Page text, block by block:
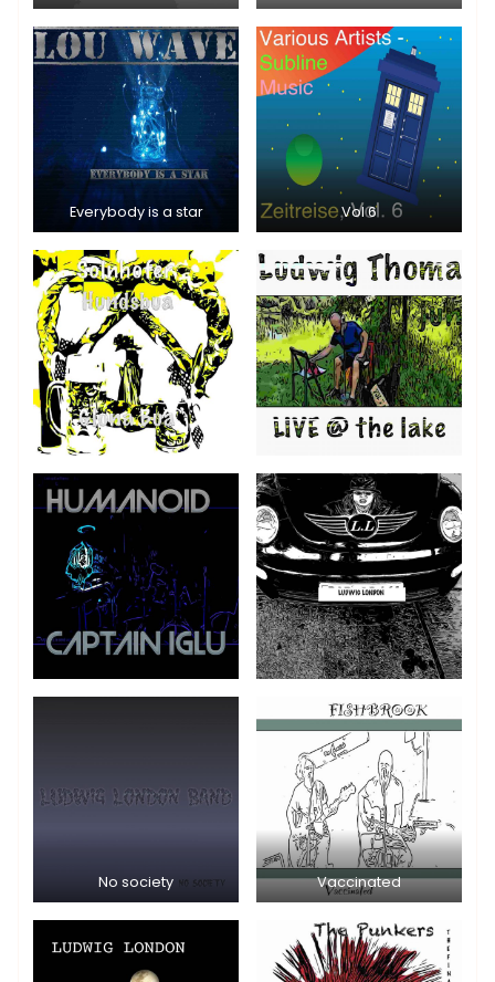
Everybody is a star Vol 6
No society Vaccinated